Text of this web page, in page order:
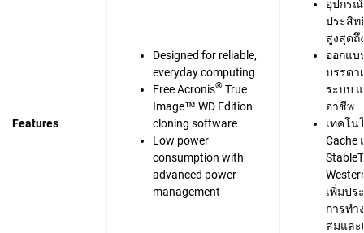
Features
Designed for reliable,
everyday computing
Free Acronis® True
Image™ WD Edition
cloning software
Low power
consumption with
advanced power
management
อุปกร
ประสิท
สูงสุดถึ
ออกแบ
บรรดา
ระบบ
อาชีพ
เทคโน
Cache
เพิ่มปร
การทำ
สมและ